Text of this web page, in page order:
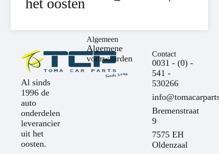
Al sinds
1996 de
auto
onderdelen
leverancier
uit het
oosten.
Algemeen
Algemene
voorwaarden
Contact
0031 - (0) -
541 -
530266
Bremenstraat
9
7575 EH
Oldenzaal